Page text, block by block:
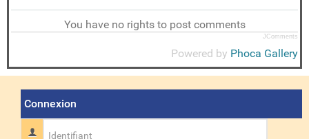
You have no rights to post comments
JComments
Powered by Phoca Gallery
Connexion
Identifiant